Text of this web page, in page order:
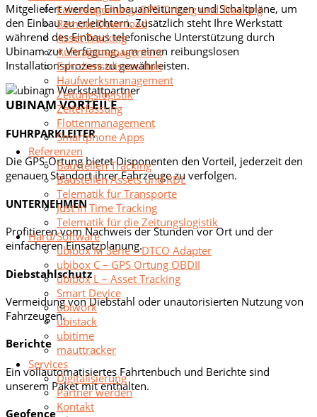
Fahrzeugortung, GPS Ortung und Tracking
Remote Download
Asset Tracking
Auftragsmanagement
Fahrdienstdisposition
Haufwerksmanagement
Zeitungslogistik
Zeiterfassung
Flottenmanagement
Smartphone Apps
Referenzen
Baustellen Tracking
Baustellen Assets und RDL
Telematik für Transporte
Just in Time Tracking
Telematik für die Zeitungslogistik
Hard/Software
ubibox M Serie – DTCO Adapter
ubibox C – GPS Ortung OBDII
ubibox L – Asset Tracking
Smart Device
ubiwork
ubistack
ubitime
mauttracker
Services
Digitalisierung
Partner werden
Kontakt
Mitgeliefert werden Einbauanleitungen und Schaltpläne, um
den Einbau zu erleichtern. Zusätzlich steht Ihre Werkstatt
während des Einbaus telefonische Unterstützung durch
Ubinam zur Verfügung, um einen reibungslosen
Installationsprozess zu gewährleisten.
UBINAM VORTEILE
FUHRPARKLEITER
Die GPS-Ortung bietet Disponenten den Vorteil, jederzeit den
genauen Standort ihrer Fahrzeuge zu verfolgen.
UNTERNEHMEN
Profitieren vom Nachweis der Stunden vor Ort und der
einfacheren Einsatzplanung.
Diebstahlschutz
Vermeidung von Diebstahl oder unautorisierten Nutzung von
Fahrzeugen.
Berichte
Ein vollautomatisiertes Fahrtenbuch und Berichte sind
unserem Paket mit enthalten.
Geofence